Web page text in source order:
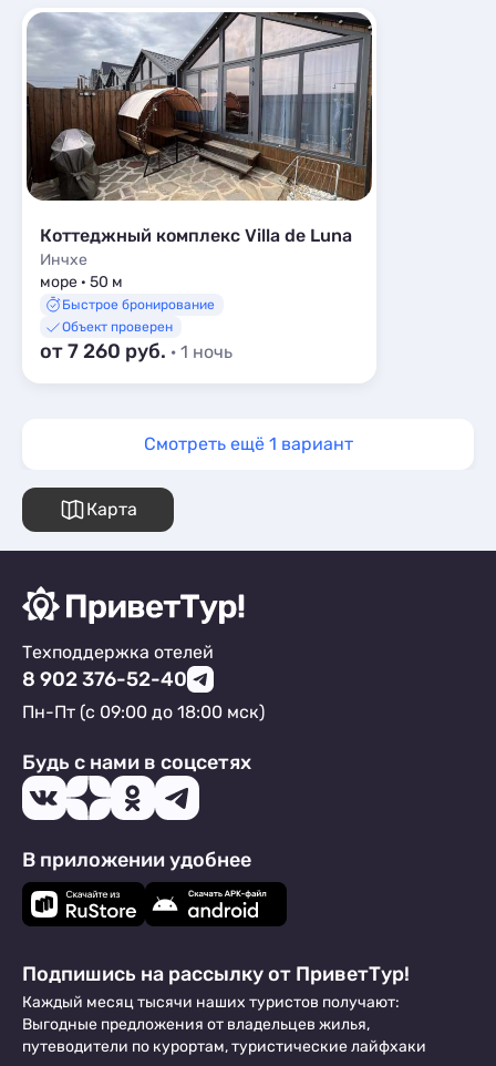
Коттеджный комплекс Villa de Luna
Инчхе
море · 50 м
Быстрое бронирование
Объект проверен
от 7 260 руб. · 1 ночь
Смотреть ещё 1 вариант
Карта
Техподдержка отелей
8 902 376-52-40
Пн-Пт (с 09:00 до 18:00 мск)
Будь с нами в соцсетях
В приложении удобнее
Подпишись на рассылку от ПриветТур!
Каждый месяц тысячи наших туристов получают:
Выгодные предложения от владельцев жилья,
путеводители по курортам, туристические лайфхаки